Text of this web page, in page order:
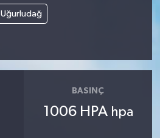
Uğurludağ
BASINÇ
1006 HPA hpa